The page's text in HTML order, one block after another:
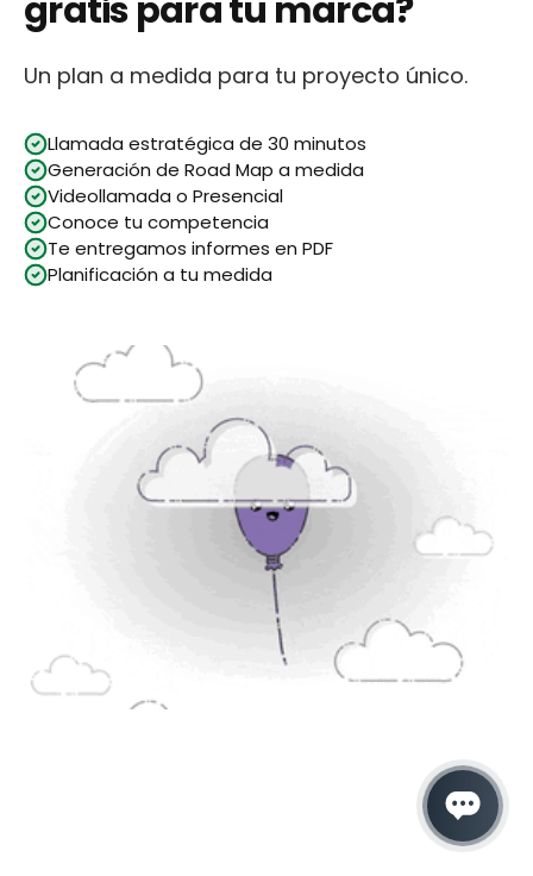
gratis para tu marca?
Un plan a medida para tu proyecto único.
Llamada estratégica de 30 minutos
Generación de Road Map a medida
Videollamada o Presencial
Conoce tu competencia
Te entregamos informes en PDF
Planificación a tu medida